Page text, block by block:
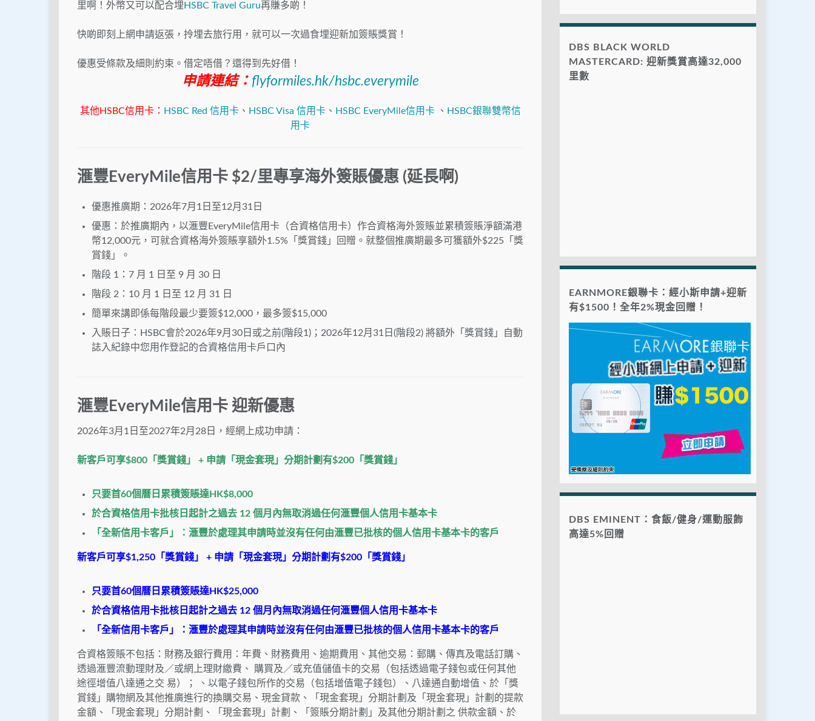
里啊！外幣又可以配合埋 HSBC Travel Guru再賺多啲！
快啲即刻上網申請返張，拎埋去旅行用，就可以一次過食埋迎新加簽賬獎賞！
優惠受條款及細則約束。借定唔借？還得到先好借！
申請連結： flyformiles.hk/hsbc.everymile
其他HSBC信用卡： HSBC Red 信用卡、 HSBC Visa 信用卡、 HSBC EveryMile信用卡 、 HSBC銀聯雙幣信
用卡
滙豐EveryMile信用卡 $2/里專享海外簽賬優惠 (延長啊)
優惠推廣期：2026年7月1日至12月31日
優惠：於推廣期內，以滙豐EveryMile信用卡（合資格信用卡）作合資格海外簽賬並累積簽賬淨額滿港
幣12,000元，可就合資格海外簽賬享額外1.5%「獎賞錢」回贈。就整個推廣期最多可獲額外$225「獎
賞錢」。
階段 1：7 月 1 日至 9 月 30 日
階段 2：10 月 1 日至 12 月 31 日
簡單來講即係每階段最少要簽$12,000，最多簽$15,000
入賬日子：HSBC會於2026年9月30日或之前(階段1)；2026年12月31日(階段2) 將額外「獎賞錢」自動
誌入紀錄中您用作登記的合資格信用卡戶口內
滙豐EveryMile信用卡 迎新優惠
2026年3月1日至2027年2月28日，經網上成功申請：
新客戶可享$800「獎賞錢」 + 申請「現金套現」分期計劃有$200「獎賞錢」
只要首60個曆日累積簽賬達HK$8,000
於合資格信用卡批核日起計之過去 12 個月內無取消過任何滙豐個人信用卡基本卡
「全新信用卡客戶」：滙豐於處理其申請時並沒有任何由滙豐已批核的個人信用卡基本卡的客戶
新客戶可享$1,250「獎賞錢」 + 申請「現金套現」分期計劃有$200「獎賞錢」
只要首60個曆日累積簽賬達HK$25,000
於合資格信用卡批核日起計之過去 12 個月內無取消過任何滙豐個人信用卡基本卡
「全新信用卡客戶」：滙豐於處理其申請時並沒有任何由滙豐已批核的個人信用卡基本卡的客戶
合資格簽賬不包括：財務及銀行費用：年費、財務費用、逾期費用、其他交易：郵購、傳真及電話訂購、
透過滙豐流動理財及／或網上理財繳費、 購買及／或充值儲值卡的交易（包括透過電子錢包或任何其他
途徑增值八達通之交 易）； 、以電子錢包所作的交易（包括增值電子錢包）、八達通自動增值、於「獎
賞錢」購物網及其他推廣進行的換購交易、現金貸款、「現金套現」分期計劃及「現金套現」計劃的提款
金額、「現金套現」分期計劃、「現金套現」計劃、「簽賬分期計劃」及其他分期計劃之 供款金額、於
DBS BLACK WORLD
MASTERCARD: 迎新獎賞高達32,000
里數
EARNMORE銀聯卡：經小斯申請+迎新
有$1500！全年2%現金回贈！
DBS EMINENT：食飯/健身/運動服飾
高達5%回贈